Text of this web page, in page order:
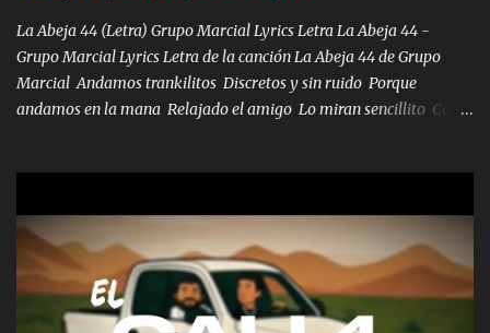
pues hay charola les voy a dar hasta topar pues no hay de otra...
La Abeja 44 (Letra) Grupo Marcial Lyrics Letra La Abeja 44 -
Grupo Marcial Lyrics Letra de la canción La Abeja 44 de Grupo
Marcial Andamos trankilitos Discretos y sin ruido Porque
andamos en la mana Relajado el amigo Lo miran sencillito Con
coronamos Se jala los marciales Y sus guitarras ya van sonando
Un gallardo me prendo Para agarrar el vuelo y la mente y
tranquilizando Tomense un buen trago Y así es como empezamos
los versos que voy cantando (Music) A vido alta y bajas La carreta
se atora Pero nunca le aflojamos Ya me han pasado cosas Y